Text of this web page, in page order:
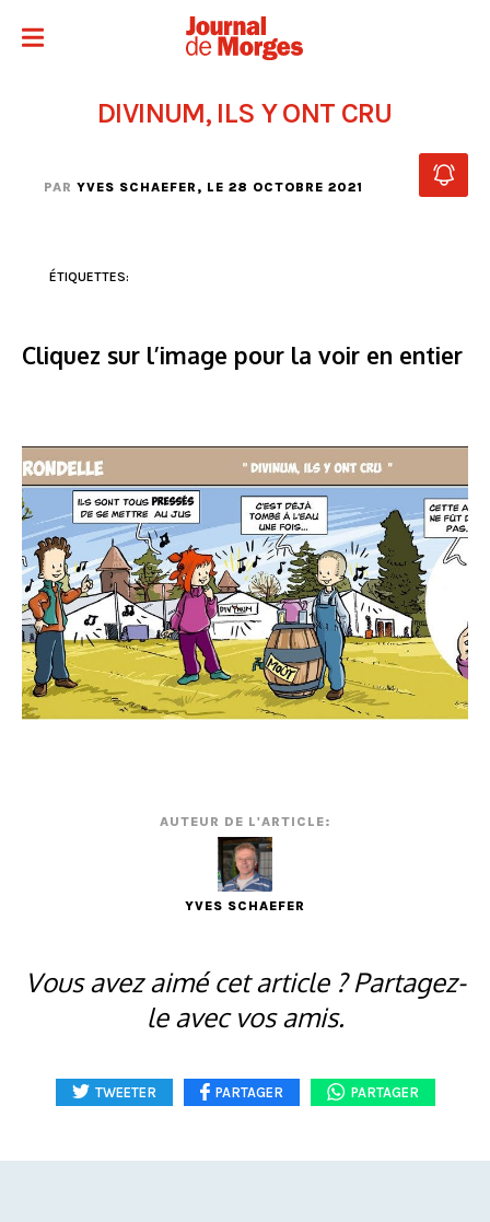
DIVINUM, ILS Y ONT CRU
PAR YVES SCHAEFER, LE 28 OCTOBRE 2021
ÉTIQUETTES:
Cliquez sur l’image pour la voir en entier
AUTEUR DE L'ARTICLE:
YVES SCHAEFER
Vous avez aimé cet article ? Partagez-
le avec vos amis.
TWEETER PARTAGER PARTAGER